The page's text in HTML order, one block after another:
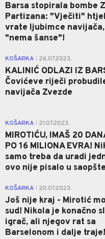
Barsa stopirala bombe
Partizana: "Vječiti"
vrate ljubimce
"nema šanse"!
KOŠARKA 26.07.2023.
KALINIĆ ODLAZI IZ
Čovićeve riječi
navijača Zvezde
KOŠARKA 21.07.2023.
MIROTIĆU, IMAŠ 20
PO 16 MILIONA EVRA!
samo treba da uradi
ovo nije pisalo u
KOŠARKA 20.07.2023.
Još nije kraj - Mirotić
sud! Nikola je konačno
igrač, ali njegov rat sa
Barselonom i dalje traje!